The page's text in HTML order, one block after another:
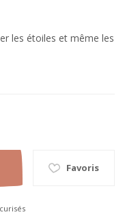
les étoiles et même les
Favoris